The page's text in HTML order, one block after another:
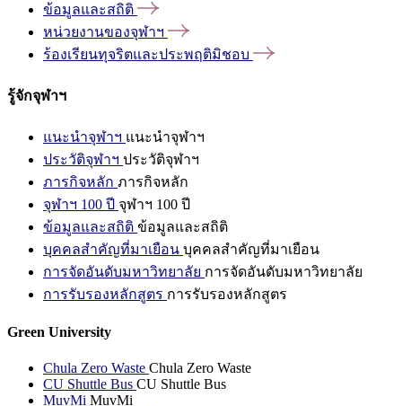
ข้อมูลและสถิติ
หน่วยงานของจุฬาฯ
ร้องเรียนทุจริตและประพฤติมิชอบ
รู้จักจุฬาฯ
แนะนำจุฬาฯ แนะนำจุฬาฯ
ประวัติจุฬาฯ ประวัติจุฬาฯ
ภารกิจหลัก ภารกิจหลัก
จุฬาฯ 100 ปี จุฬาฯ 100 ปี
ข้อมูลและสถิติ ข้อมูลและสถิติ
บุคคลสำคัญที่มาเยือน บุคคลสำคัญที่มาเยือน
การจัดอันดับมหาวิทยาลัย การจัดอันดับมหาวิทยาลัย
การรับรองหลักสูตร การรับรองหลักสูตร
Green University
Chula Zero Waste Chula Zero Waste
CU Shuttle Bus CU Shuttle Bus
MuvMi MuvMi